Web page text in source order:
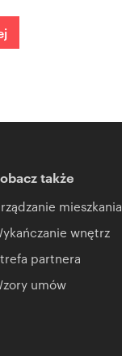
także
mieszkania
wnętrz
partnera
umów